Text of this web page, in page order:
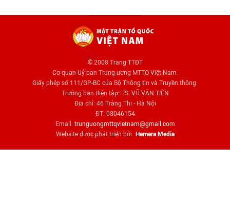
© 2008 Trang TTĐT
Cơ quan Uỷ ban Trung ương MTTQ Việt Nam.
Giấy phép số:111/GP-BC của Bộ Thông tin và Truyền thông.
Trưởng ban Biên tập: TS. VŨ VĂN TIẾN
Địa chỉ: 46 Tràng Thi - Hà Nội
ĐT: 08046154
Email: trunguongmttqvietnam@gmail.com
Website được phát triển bởi
Hemera Media